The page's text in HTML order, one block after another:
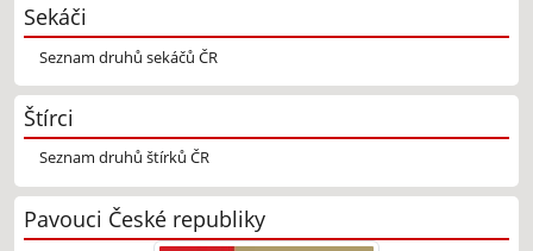
Sekáči
Seznam druhů sekáčů ČR
Štírci
Seznam druhů štírků ČR
Pavouci České republiky